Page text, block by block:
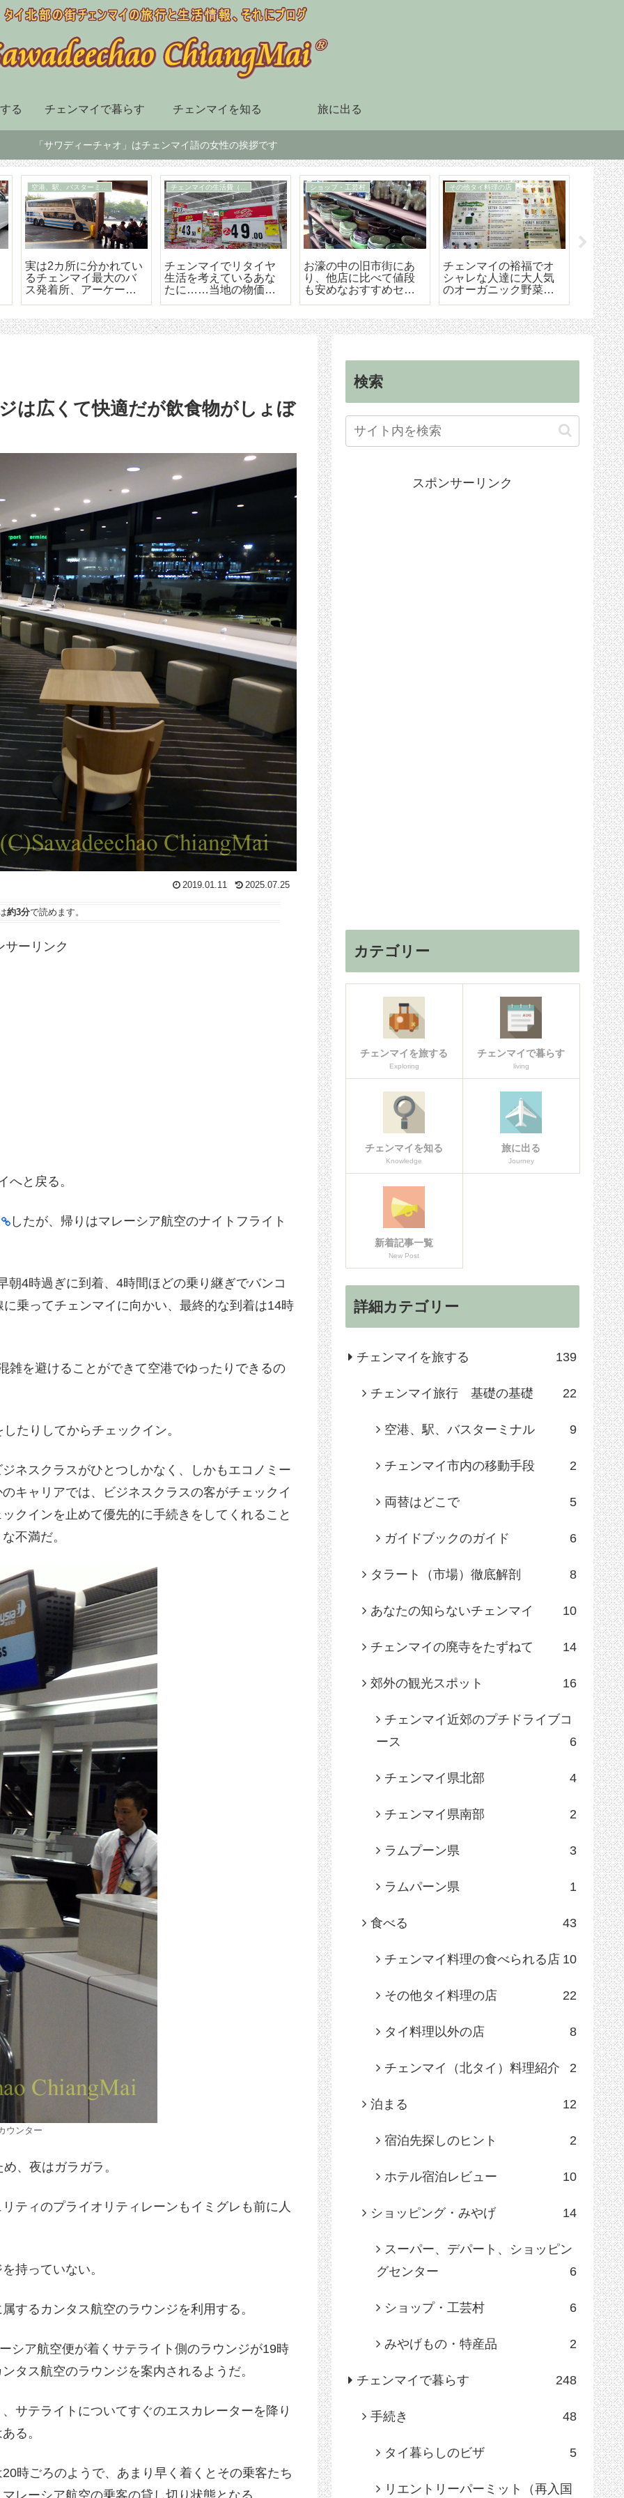
る チェンマイで暮らす チェンマイを知る 旅に出る
「サワディーチャオ」はチェンマイ語の女性の挨拶です
チェンマイ市内の移動手段
BTSも地下鉄もないチ
ェンマイはソンテウで
の移動が便利で楽しい
スーパー、デパート、ショッピングセンター
チェンマイ最大の高級
のショッピングセンタ
ー「セントラルフェス
90日レポート
「90日レポート」を提
出する
タイ暮らしのビザ
チェンマイ（タイ）長
期滞在生活のためのリ
タイヤメント（NON-
【
マイ空
ド 降
ら市内
手続き
は広くて快適だが飲食物がしょぼ
2019.01.11 2025.07.25
約3分で読めます。
サーリンク
へと戻る。
したが、帰りはマレーシア航空のナイトフライト
4時過ぎに到着、4時間ほどの乗り継ぎでバンコ
乗ってチェンマイに向かい、最終的な到着は14時
雑を避けることができて空港でゆったりできるの
たりしてからチェックイン。
ネスクラスがひとつしかなく、しかもエコノミー
キャリアでは、ビジネスクラスの客がチェックイ
クインを止めて優先的に手続きをしてくれること
不満だ。
ウンター
、夜はガラガラ。
ティのプライオリティレーンもイミグレも前に人
持っていない。
するカンタス航空のラウンジを利用する。
シア航空便が着くサテライト側のラウンジが19時
タス航空のラウンジを案内されるようだ。
サテライトについてすぐのエスカレーターを降り
る。
時ごろのようで、あまり早く着くとその乗客たち
検索
スポンサーリンク
カテゴリー
チェンマイを旅する
Exploring
チェンマイで暮らす
living
チェンマイを知る
Knowledge
旅に出る
Journey
新着記事一覧
New Post
詳細カテゴリー
チェンマイを旅する 139
チェンマイ旅行 基礎の基礎 22
空港、駅、バスターミナル 9
チェンマイ市内の移動手段 2
両替はどこで 5
ガイドブックのガイド 6
タラート（市場）徹底解剖 8
あなたの知らないチェンマイ 10
チェンマイの廃寺をたずねて 14
郊外の観光スポット 16
チェンマイ近郊のプチドライブコ
ース
6
チェンマイ県北部 4
チェンマイ県南部 2
ラムプーン県 3
ラムパーン県 1
食べる 43
チェンマイ料理の食べられる店 10
その他タイ料理の店 22
タイ料理以外の店 8
チェンマイ（北タイ）料理紹介 2
泊まる 12
宿泊先探しのヒント 2
ホテル宿泊レビュー 10
ショッピング・みやげ 14
スーパー、デパート、ショッピン
グセンター
6
ショップ・工芸村 6
みやげもの・特産品 2
チェンマイで暮らす 248
手続き 48
タイ暮らしのビザ 5
リエントリーパーミット（再入国